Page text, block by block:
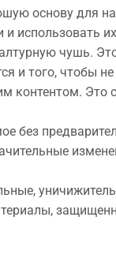
основу для
и использовать
чушь.
и того, чтобы
контентом. Это
без